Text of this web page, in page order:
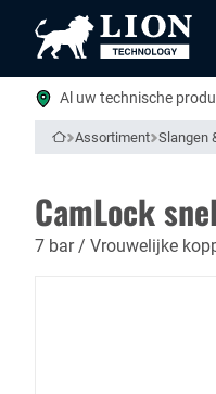
Naar
homepage
Al uw technische
Naar homepage
Assortiment Slangen
CamLock
7 bar / Vrouwelijke